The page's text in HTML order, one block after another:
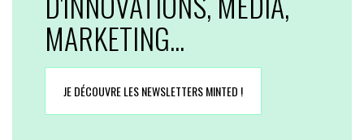
MARKETING...
JE DÉCOUVRE LES NEWSLETTERS MINTED !